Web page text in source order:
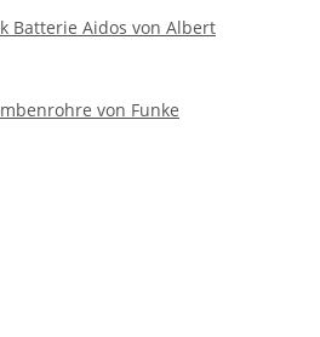
Batterie Aidos von Albert